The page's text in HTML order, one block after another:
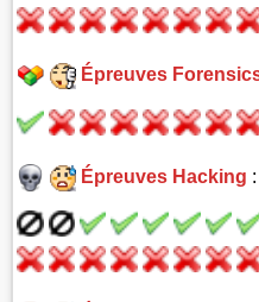
Épreuves
Épreuves Hacking